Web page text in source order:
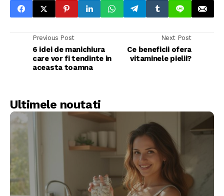
Previous Post
6 idei de manichiura
care vor fi tendinte in
aceasta toamna
Next Post
Ce beneficii ofera
vitaminele pielii?
Ultimele noutati